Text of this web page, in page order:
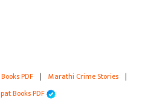
PDF | Marathi Crime Stories |
Books PDF